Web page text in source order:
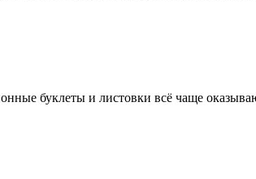
буклеты и листовки всё чаще